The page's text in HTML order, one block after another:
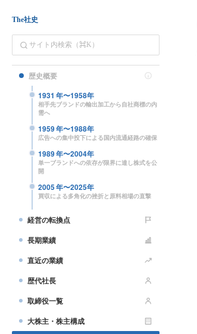
The社史
歴史概要
1931 年〜1958年
相手先ブランドの輸出加工から自社商標の内
需へ
1959年〜1988年
広告への集中投下による国内流通経路の確保
1989年〜2004年
単一ブランドへの依存が限界に達し株式を公
開
2005年〜2025年
買収による多角化の挫折と原料相場の直撃
経営の転換点
長期業績
直近の業績
歴代社長
取締役一覧
大株主・株主構成